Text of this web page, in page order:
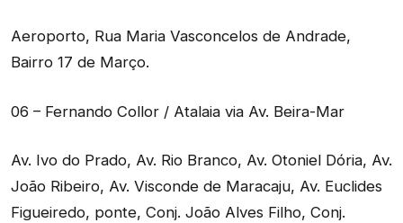
Aeroporto, Rua Maria Vasconcelos de Andrade,
Bairro 17 de Março.
06 – Fernando Collor / Atalaia via Av. Beira-Mar
Av. Ivo do Prado, Av. Rio Branco, Av. Otoniel Dória, Av.
João Ribeiro, Av. Visconde de Maracaju, Av. Euclides
Figueiredo, ponte, Conj. João Alves Filho, Conj.